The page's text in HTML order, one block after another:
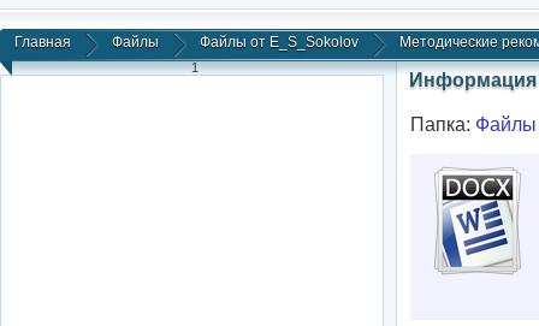
Главная Файлы Файлы от E_S_Sokolov Методические
1
Информация
Папка: Файлы